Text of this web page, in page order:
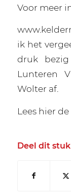
Voor meer
ik het
druk
Lunteren
Wolter af.
Lees hier de
Deel dit stuk